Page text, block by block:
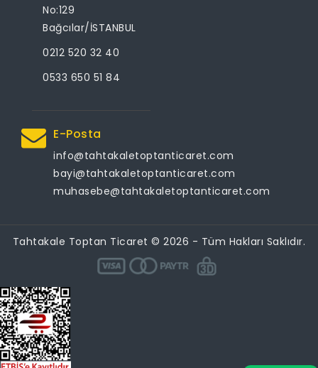
No:129
Bağcılar/İSTANBUL
0212 520 32 40
0533 650 51 84
E-Posta
info@tahtakaletoptanticaret.com
bayi@tahtakaletoptanticaret.com
muhasebe@tahtakaletoptanticaret.com
Tahtakale Toptan Ticaret © 2026 - Tüm Hakları Saklıdır.